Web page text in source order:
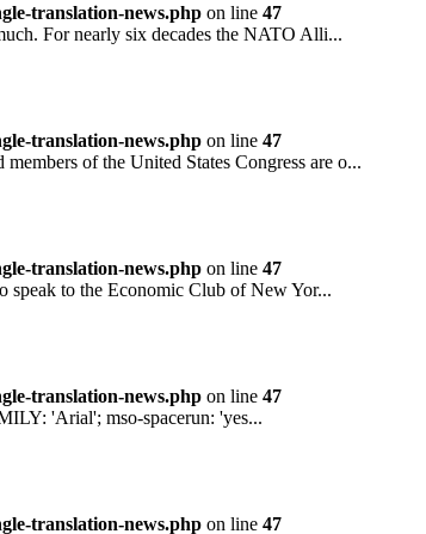
translation-news.php on line 47
For nearly six decades the NATO Alli...
translation-news.php on line 47
of the United States Congress are o...
translation-news.php on line 47
to the Economic Club of New Yor...
translation-news.php on line 47
'Arial'; mso-spacerun: 'yes...
translation-news.php on line 47